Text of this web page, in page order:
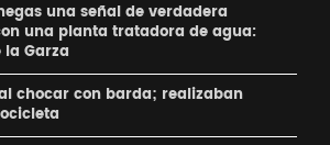
una señal de verdadera
una planta tratadora de agua:
la Garza
chocar con barda; realizaban